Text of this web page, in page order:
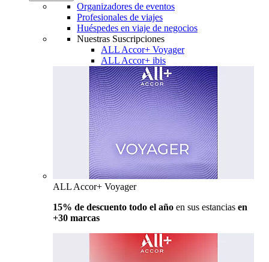
Organizadores de eventos
Profesionales de viajes
Huéspedes en viaje de negocios
Nuestras Suscripciones
ALL Accor+ Voyager
ALL Accor+ ibis
ALL Accor+ Voyager
15% de descuento todo el año en sus estancias en
+30 marcas